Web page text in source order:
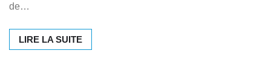
de…
LIRE LA SUITE